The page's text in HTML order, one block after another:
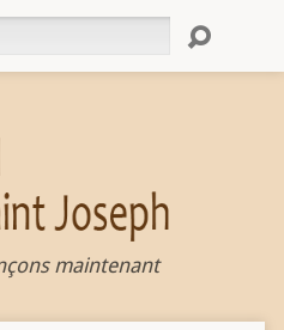
maintenant